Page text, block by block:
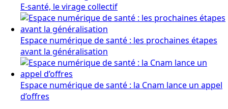
E-santé, le virage collectif
Espace numérique de santé : les prochaines étapes
avant la généralisation
Espace numérique de santé : la Cnam lance un appel
d’offres